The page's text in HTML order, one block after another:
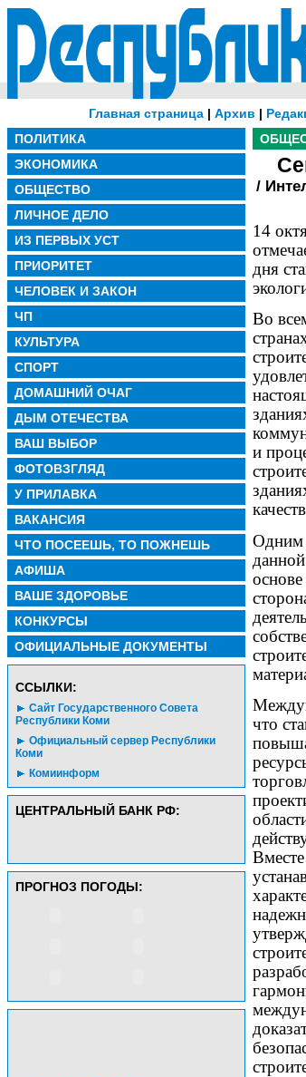
Главная страница | Архив |
ПОЛИТИКА
ЭКОНОМИКА
ОБЩЕСТВО
ЛИЧНОЕ ДЕЛО
ИЗ ПЕРВЫХ УСТ
ПРИОРИТЕТ
ЧЕЛОВЕК И ЗАКОН
ЧП
КУЛЬТУРА
СПОРТ
ДОМАШНИЙ ОЧАГ
ДЫМ ОТЕЧЕСТВА
ВАШ ВЫБОР
ФОТОВЗГЛЯД
У ПРИЛАВКА
ВАКАНСИЯ
ЧТО ПОСЕЕШЬ, ТО ПОЖНЕШЬ
АФИША
ВАШЕ ЗДОРОВЬЕ
КОНКУРСЫ
ОФИЦИАЛЬНЫЕ ДОКУМЕНТЫ
CСЫЛКИ:
Сайт Государственного Совета
Республики Коми
Официальный сервер Республики
Коми
Комиинформ
ЦЕНТРАЛЬНЫЙ БАНК РФ:
ПРОГНОЗ ПОГОДЫ:
/
14
дня
Во
и
Одним
что